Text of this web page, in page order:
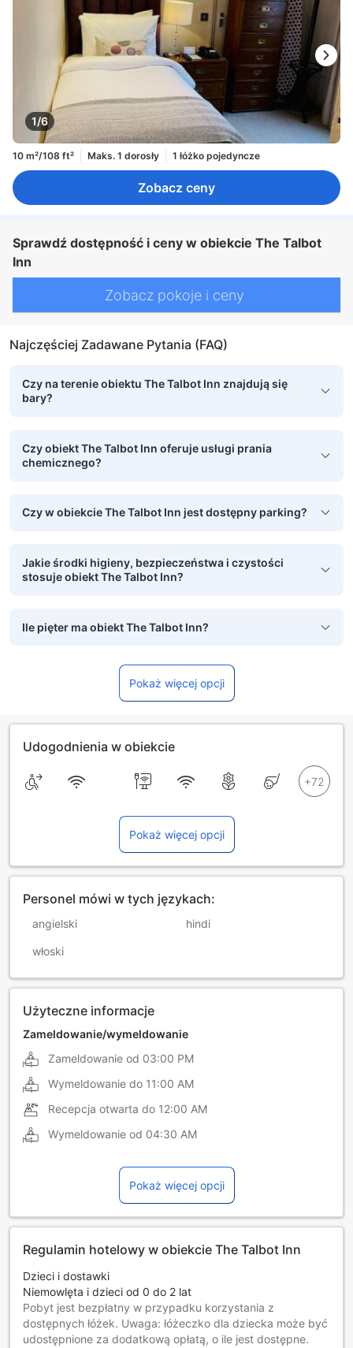
1/6
10 m²/108 ft² Maks. 1 dorosły 1 łóżko pojedyncze
Zobacz ceny
Sprawdź dostępność i ceny w obiekcie The Talbot
Inn
Zobacz pokoje i ceny
Najczęściej Zadawane Pytania (FAQ)
Czy na terenie obiektu The Talbot Inn znajdują się
bary?
Czy obiekt The Talbot Inn oferuje usługi prania
chemicznego?
Czy w obiekcie The Talbot Inn jest dostępny parking?
Jakie środki higieny, bezpieczeństwa i czystości
stosuje obiekt The Talbot Inn?
Ile pięter ma obiekt The Talbot Inn?
Pokaż więcej opcji
Udogodnienia w obiekcie
Pokaż więcej opcji
Personel mówi w tych językach:
angielski hindi
włoski
Użyteczne informacje
Zameldowanie/wymeldowanie
Zameldowanie od 03:00 PM
Wymeldowanie do 11:00 AM
Recepcja otwarta do 12:00 AM
Wymeldowanie od 04:30 AM
Pokaż więcej opcji
Regulamin hotelowy w obiekcie The Talbot Inn
Dzieci i dostawki
Niemowlęta i dzieci od 0 do 2 lat
Pobyt jest bezpłatny w przypadku korzystania z
dostępnych łóżek. Uwaga: łóżeczko dla dziecka może być
udostępnione za dodatkową opłatą, o ile jest dostępne.